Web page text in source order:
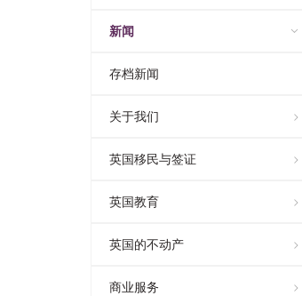
新闻
存档新闻
关于我们
英国移民与签证
英国教育
英国的不动产
商业服务